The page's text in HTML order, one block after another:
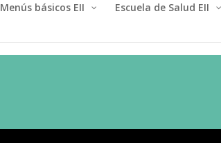
Menús básicos EII Escuela de Salud EII